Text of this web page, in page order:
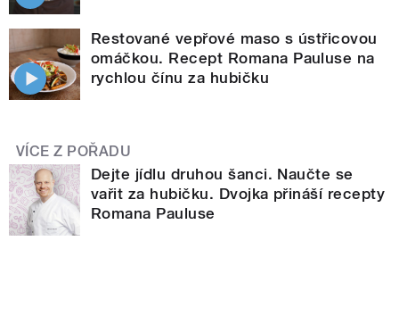
Restované vepřové maso s ústřicovou
omáčkou. Recept Romana Pauluse na
rychlou čínu za hubičku
VÍCE Z POŘADU
Dejte jídlu druhou šanci. Naučte se
vařit za hubičku. Dvojka přináší recepty
Romana Pauluse